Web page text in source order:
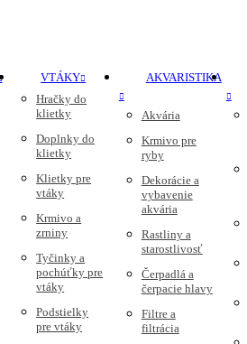
VTÁKY
Hračky do
klietky
Doplnky do
klietky
Klietky pre
vtáky
Krmivo a
zrniny
Tyčinky a
pochúťky pre
vtáky
Podstielky
pre vtáky
AKVARISTIKA
Akvária
Krmivo pre
ryby
Dekorácie a
vybavenie
akvária
Rastliny a
starostlivosť
Čerpadlá a
čerpacie hlavy
Filtre a
filtrácia